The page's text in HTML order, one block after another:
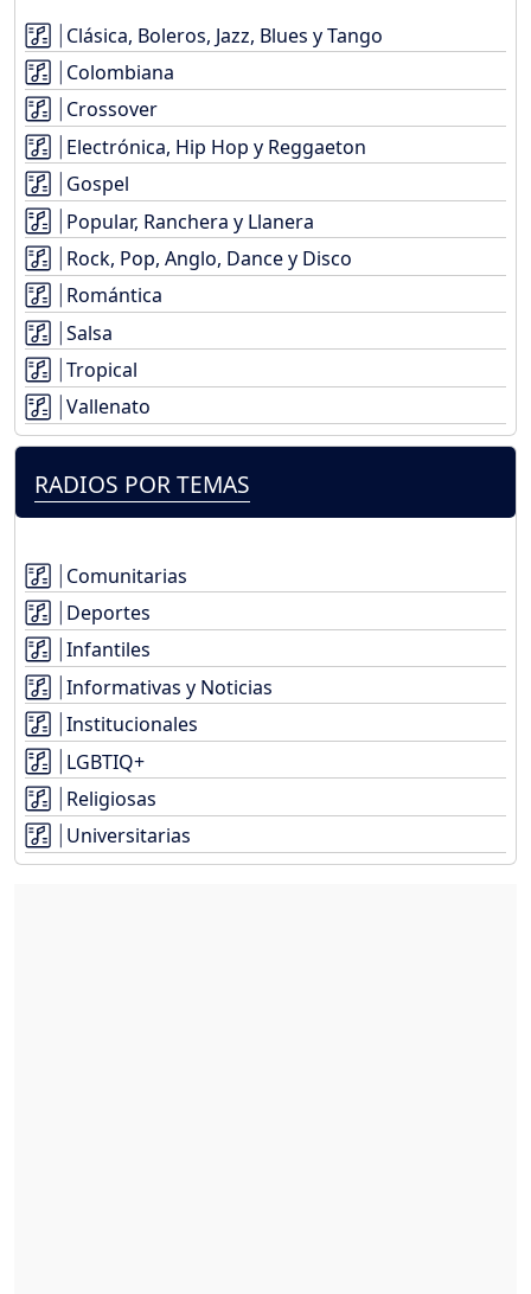
Clásica, Boleros, Jazz, Blues y Tango
Colombiana
Crossover
Electrónica, Hip Hop y Reggaeton
Gospel
Popular, Ranchera y Llanera
Rock, Pop, Anglo, Dance y Disco
Romántica
Salsa
Tropical
Vallenato
RADIOS POR TEMAS
Comunitarias
Deportes
Infantiles
Informativas y Noticias
Institucionales
LGBTIQ+
Religiosas
Universitarias